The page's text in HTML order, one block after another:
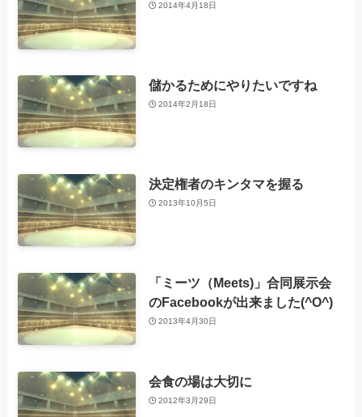
2014年4月18日
儲かるためにやりたいですね
2014年2月18日
決定権者のキンタマを握る
2013年10月5日
「ミーツ（Meets)」合同展示会
のFacebookが出来ました(^O^)
2013年4月30日
会食の場は大切に
2012年3月29日